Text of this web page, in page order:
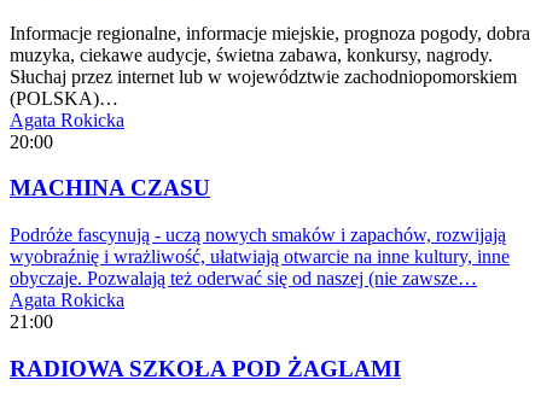
Informacje regionalne, informacje miejskie, prognoza pogody, dobra
muzyka, ciekawe audycje, świetna zabawa, konkursy, nagrody.
Słuchaj przez internet lub w województwie zachodniopomorskiem
(POLSKA)…
Agata Rokicka
20:00
MACHINA CZASU
Podróże fascynują - uczą nowych smaków i zapachów, rozwijają
wyobraźnię i wrażliwość, ułatwiają otwarcie na inne kultury, inne
obyczaje. Pozwalają też oderwać się od naszej (nie zawsze…
Agata Rokicka
21:00
RADIOWA SZKOŁA POD ŻAGLAMI